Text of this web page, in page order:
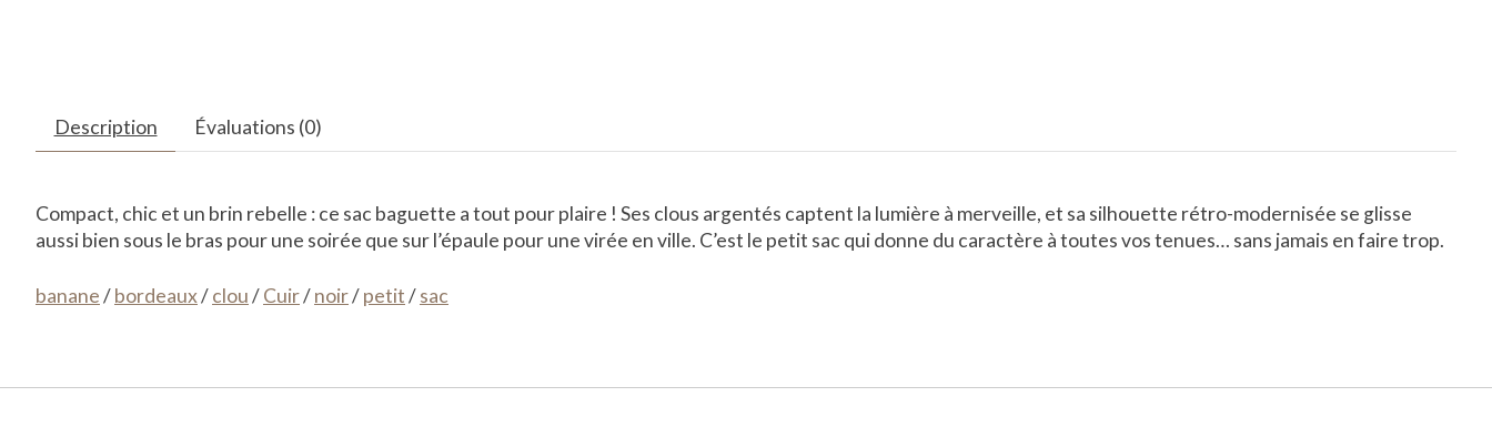
Description Évaluations (0)
Compact, chic et un brin rebelle : ce sac baguette a tout pour plaire ! Ses clous argentés captent la lumière à merveille, et sa silhouette rétro-modernisée se glisse
aussi bien sous le bras pour une soirée que sur l’épaule pour une virée en ville. C’est le petit sac qui donne du caractère à toutes vos tenues… sans jamais en faire trop.
banane/bordeaux/clou/Cuir/noir/petit/sac